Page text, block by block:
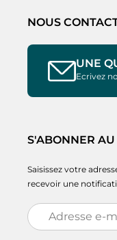
NOUS
UNE
Ecrivez
S'ABONNER
Saisissez votre
recevoir une
Adresse
e-